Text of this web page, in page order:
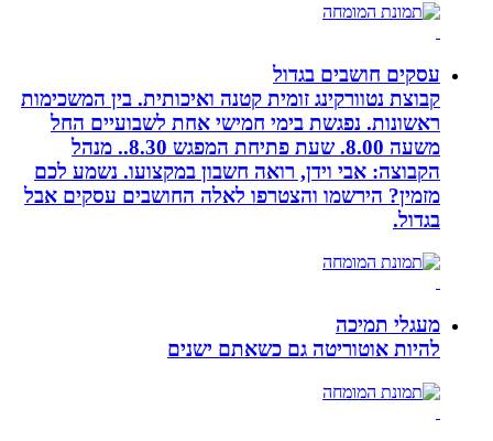
עסקים חושבים בגדול
קבוצת נטוורקינג זומית קטנה ואיכותית. בין המשכימות
ראשונות. נפגשת בימי חמישי אחת לשבועיים החל
משעה 8.00. שעת פתיחת המפגש 8.30.. מנהל
הקבוצה: אבי וידן, רואה חשבון במקצועו. נשמע לכם
מזמין? הירשמו והצטרפו לאלה החושבים עסקים אבל
בגדול.
מעגלי תמיכה
להיות אוטוריטה גם כשאתם ישנים